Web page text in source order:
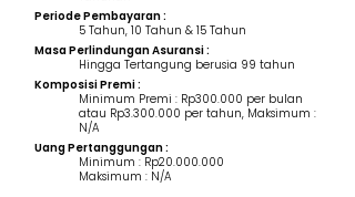
Periode Pembayaran :
5 Tahun, 10 Tahun & 15 Tahun
Masa Perlindungan Asuransi :
Hingga Tertangung berusia 99 tahun
Komposisi Premi :
Minimum Premi : Rp300.000 per bulan
atau Rp3.300.000 per tahun, Maksimum :
N/A
Uang Pertanggungan :
Minimum : Rp20.000.000
Maksimum : N/A